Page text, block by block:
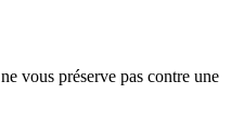
vous préserve pas contre une